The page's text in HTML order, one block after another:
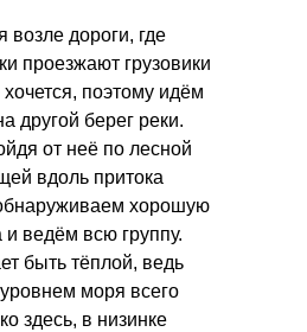
возле дороги, где
проезжают грузовики
поэтому идём
другой берег реки.
от неё по лесной
вдоль притока
хорошую
и ведём всю группу.
быть тёплой, ведь
моря всего
здесь, в низинке